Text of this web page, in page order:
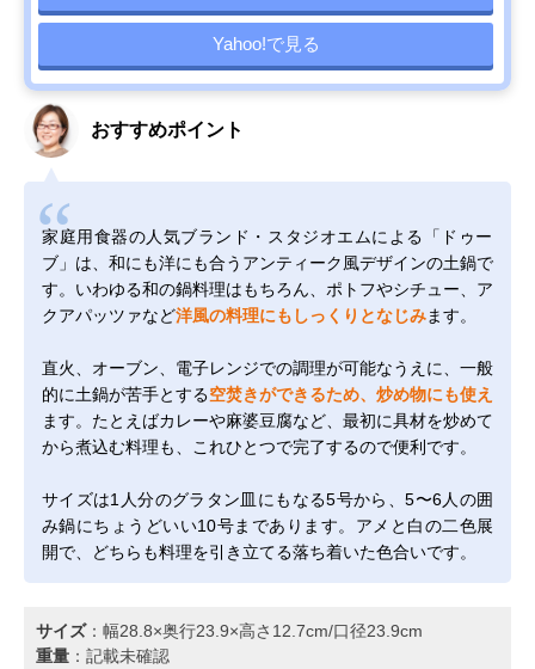
Yahoo!で見る
おすすめポイント
家庭用食器の人気ブランド・スタジオエムによる「ドゥー
ブ」は、和にも洋にも合うアンティーク風デザインの土鍋で
す。いわゆる和の鍋料理はもちろん、ポトフやシチュー、ア
クアパッツァなど洋風の料理にもしっくりとなじみます。
直火、オーブン、電子レンジでの調理が可能なうえに、一般
的に土鍋が苦手とする空焚きができるため、炒め物にも使え
ます。たとえばカレーや麻婆豆腐など、最初に具材を炒めて
から煮込む料理も、これひとつで完了するので便利です。
サイズは1人分のグラタン皿にもなる5号から、5〜6人の囲
み鍋にちょうどいい10号まであります。アメと白の二色展
開で、どちらも料理を引き立てる落ち着いた色合いです。
サイズ：幅28.8×奥行23.9×高さ12.7cm/口径23.9cm
重量 ：記載未確認